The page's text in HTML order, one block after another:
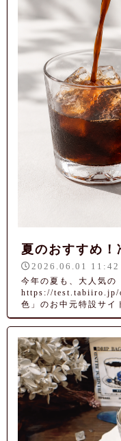
夏のおすすめ！
2026.06.01 11:42
今年の夏も、大人気の
https://test.tabiiro.jp/
色」のお中元特設サイ